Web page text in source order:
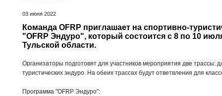
03 июня 2022
Команда OFRP приглашает на спортивно-
"OFRP Эндуро", который состоится с 8 по 10
Тульской области.
Организаторы подготовят для участников мероприятия две трассы:
туристических эндуро. На обеих трассах будут ответвления для
Программа "OFRP Эндуро":